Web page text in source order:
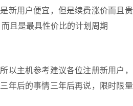
新用户便宜，但是续费涨价而且
且是最具性价比的计划周期
以主机参考建议各位注册新用户
年后的事情三年后再说，限时限量